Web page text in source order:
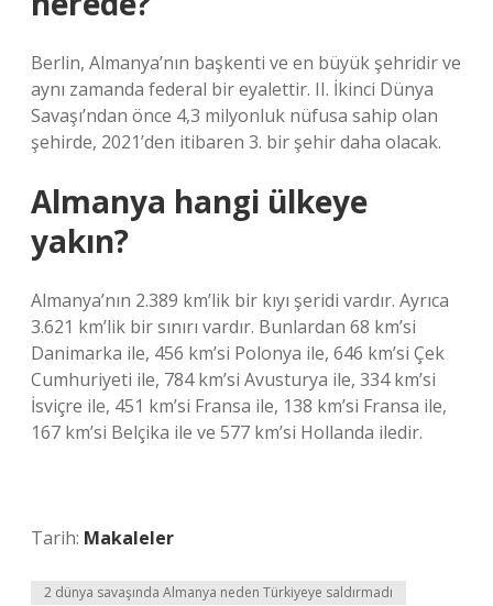
Berlin, Almanya’nın başkenti ve en büyük şehridir ve
aynı zamanda federal bir eyalettir. II. İkinci Dünya
Savaşı’ndan önce 4,3 milyonluk nüfusa sahip olan
şehirde, 2021’den itibaren 3. bir şehir daha olacak.
Almanya hangi ülkeye
yakın?
Almanya’nın 2.389 km’lik bir kıyı şeridi vardır. Ayrıca
3.621 km’lik bir sınırı vardır. Bunlardan 68 km’si
Danimarka ile, 456 km’si Polonya ile, 646 km’si Çek
Cumhuriyeti ile, 784 km’si Avusturya ile, 334 km’si
İsviçre ile, 451 km’si Fransa ile, 138 km’si Fransa ile,
167 km’si Belçika ile ve 577 km’si Hollanda iledir.
Tarih: Makaleler
2 dünya savaşında Almanya neden Türkiyeye saldırmadı